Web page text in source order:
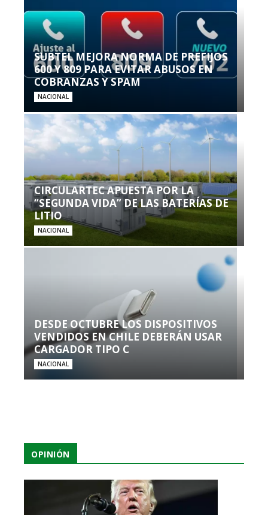
SUBTEL MEJORA NORMA DE PREFIJOS
600 Y 809 PARA EVITAR ABUSOS EN
COBRANZAS Y SPAM
NACIONAL
CIRCULARTEC APUESTA POR LA
“SEGUNDA VIDA” DE LAS BATERÍAS DE
LITIO
NACIONAL
DESDE OCTUBRE LOS DISPOSITIVOS
VENDIDOS EN CHILE DEBERÁN USAR
CARGADOR TIPO C
NACIONAL
OPINIÓN